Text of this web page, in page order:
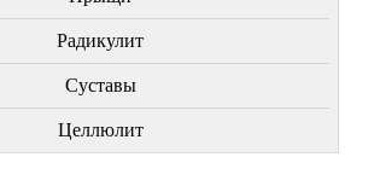
Радикулит
Суставы
Целлюлит